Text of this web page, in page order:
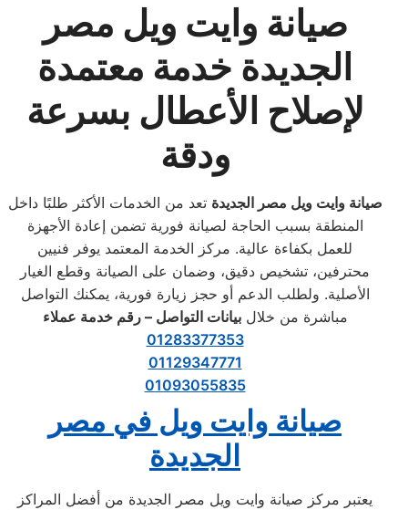
صيانة وايت ويل مصر
الجديدة خدمة معتمدة
لإصلاح الأعطال بسرعة
ودقة
صيانة وايت ويل مصر الجديدة تعد من الخدمات الأكثر طلبًا داخل
المنطقة بسبب الحاجة لصيانة فورية تضمن إعادة الأجهزة
للعمل بكفاءة عالية. مركز الخدمة المعتمد يوفر فنيين
محترفين، تشخيص دقيق، وضمان على الصيانة وقطع الغيار
الأصلية. ولطلب الدعم أو حجز زيارة فورية، يمكنك التواصل
مباشرة من خلالبيانات التواصل – رقم خدمة عملاء
01283377353
01129347771
01093055835
صيانة وايت ويل في مصر
الجديدة
يعتبر مركز صيانة وايت ويل مصر الجديدة من أفضل المراكز